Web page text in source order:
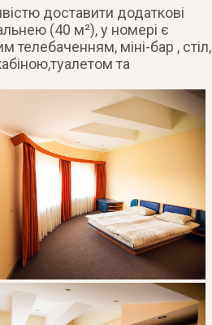
доставити додаткові
(40 м²), у номері є
телебаченням, міні-бар , стіл,
та